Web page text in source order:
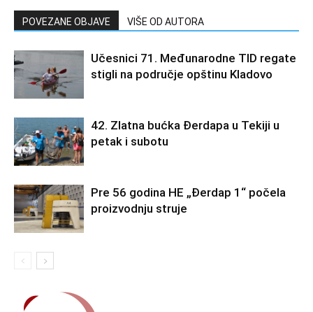
POVEZANE OBJAVE VIŠE OD AUTORA
Učesnici 71. Međunarodne TID regate
stigli na područje opštinu Kladovo
42. Zlatna bućka Đerdapa u Tekiji u
petak i subotu
Pre 56 godina HE „Đerdap 1“ počela
proizvodnju struje